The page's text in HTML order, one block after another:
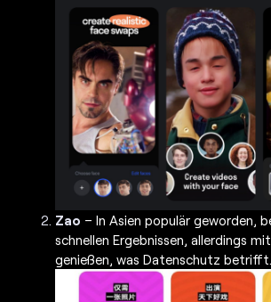
Zao – In Asien populär geworden,
schnellen Ergebnissen, allerdings
genießen, was Datenschutz betrifft.